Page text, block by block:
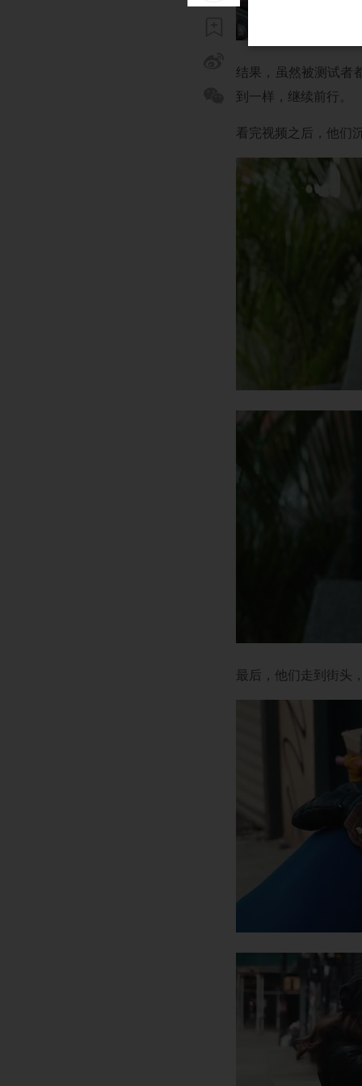
结果，虽然被测试者
到一样，继续前行。
看完视频之后，他们
最后，他们走到街头